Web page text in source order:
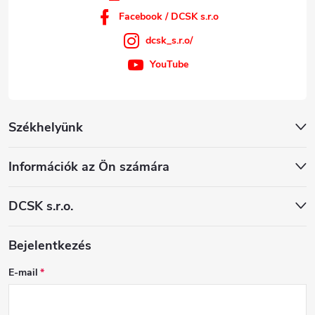
Székhelyünk
Információk az Ön számára
DCSK s.r.o.
Facebook / DCSK s.r.o
dcsk_s.r.o/
YouTube
Bejelentkezés
E-mail